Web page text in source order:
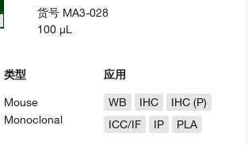
类型
Mouse
Monoclonal
应用
WB
IHC
IHC (P)
ICC/IF
IP PLA
货号 MA3-028
100 µL